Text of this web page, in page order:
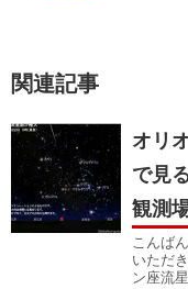
関連記事
オリ
で見
観測
こんば
いただ
ン座流